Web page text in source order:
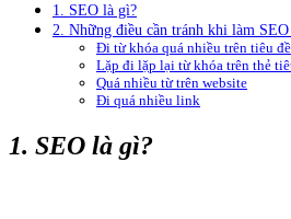
1. SEO là gì?
2. Những điều cần tránh khi làm SEO
Đi từ khóa quá nhiều trên tiêu đề
Lặp đi lặp lại từ khóa trên thẻ
Quá nhiều từ trên website
Đi quá nhiều link
1. SEO là gì?